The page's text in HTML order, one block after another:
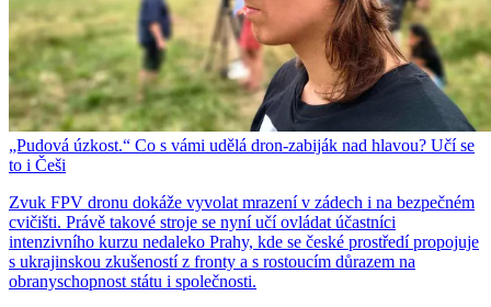
„Pudová úzkost.“ Co s vámi udělá dron-zabiják nad hlavou? Učí se
to i Češi
Zvuk FPV dronu dokáže vyvolat mrazení v zádech i na bezpečném
cvičišti. Právě takové stroje se nyní učí ovládat účastníci
intenzivního kurzu nedaleko Prahy, kde se české prostředí propojuje
s ukrajinskou zkušeností z fronty a s rostoucím důrazem na
obranyschopnost státu i společnosti.